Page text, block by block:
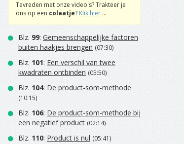
Tevreden met onze video's? Trakteer je
ons op een colaatje? Klik hier ...
Blz. 99: Gemeenschappelijke factoren
buiten haakjes brengen (07:30)
Blz. 101: Een verschil van twee
kwadraten ontbinden (05:50)
Blz. 104: De product-som-methode
(10:15)
Blz. 106: De product-som-methode bij
een negatief product (02:14)
Blz. 110: Product is nul (05:41)